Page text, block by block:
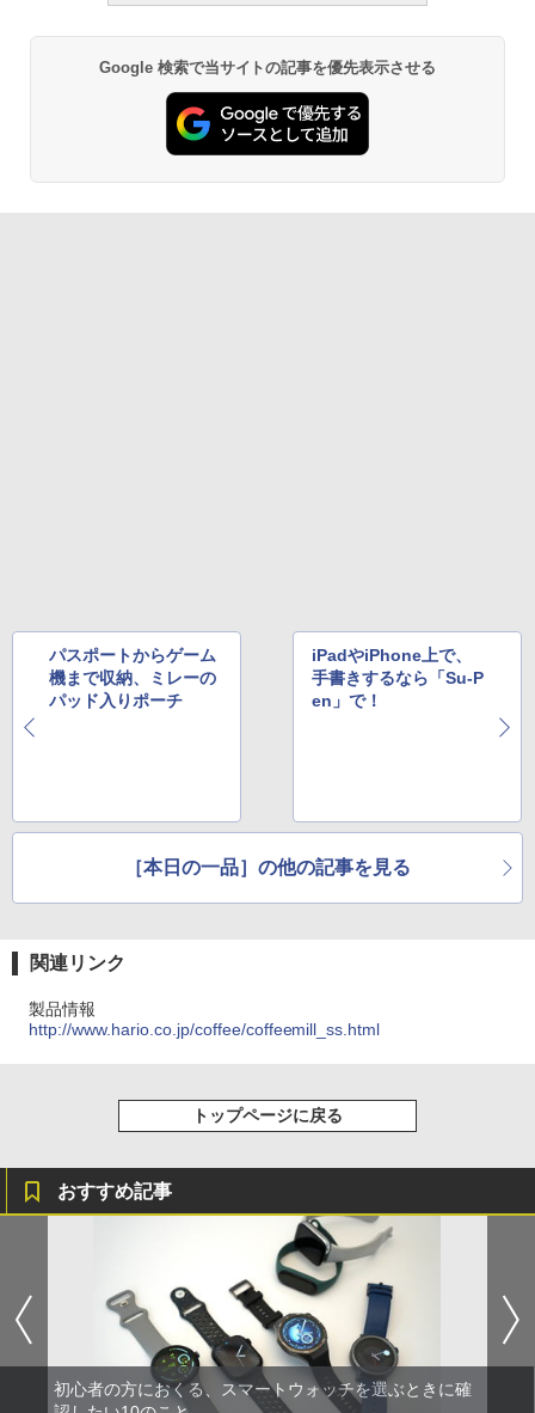
Google 検索で当サイトの記事を優先表示させる
パスポートからゲーム
機まで収納、ミレーの
パッド入りポーチ
iPadやiPhone上で、
手書きするなら「Su-P
en」で！
［本日の一品］の他の記事を見る
関連リンク
製品情報
http://www.hario.co.jp/coffee/coffeemill_ss.html
トップページに戻る
おすすめ記事
初心者の方におくる、スマートウォッチを選ぶときに確